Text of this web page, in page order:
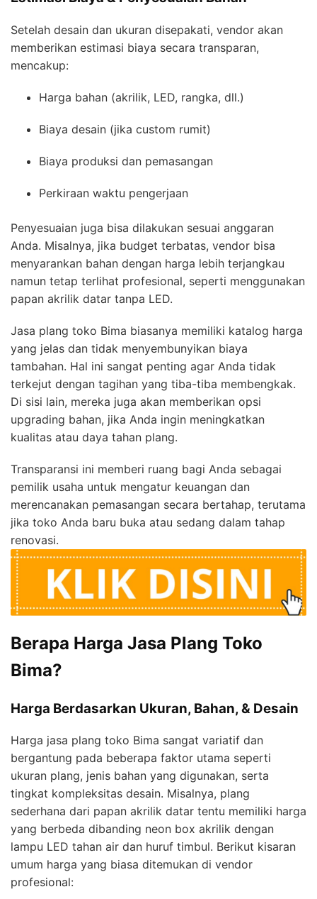
Setelah desain dan ukuran disepakati, vendor akan
memberikan estimasi biaya secara transparan,
mencakup:
Harga bahan (akrilik, LED, rangka, dll.)
Biaya desain (jika custom rumit)
Biaya produksi dan pemasangan
Perkiraan waktu pengerjaan
Penyesuaian juga bisa dilakukan sesuai anggaran
Anda. Misalnya, jika budget terbatas, vendor bisa
menyarankan bahan dengan harga lebih terjangkau
namun tetap terlihat profesional, seperti menggunakan
papan akrilik datar tanpa LED.
Jasa plang toko Bima biasanya memiliki katalog harga
yang jelas dan tidak menyembunyikan biaya
tambahan. Hal ini sangat penting agar Anda tidak
terkejut dengan tagihan yang tiba-tiba membengkak.
Di sisi lain, mereka juga akan memberikan opsi
upgrading bahan, jika Anda ingin meningkatkan
kualitas atau daya tahan plang.
Transparansi ini memberi ruang bagi Anda sebagai
pemilik usaha untuk mengatur keuangan dan
merencanakan pemasangan secara bertahap, terutama
jika toko Anda baru buka atau sedang dalam tahap
renovasi.
Berapa Harga Jasa Plang Toko
Bima?
Harga Berdasarkan Ukuran, Bahan, & Desain
Harga jasa plang toko Bima sangat variatif dan
bergantung pada beberapa faktor utama seperti
ukuran plang, jenis bahan yang digunakan, serta
tingkat kompleksitas desain. Misalnya, plang
sederhana dari papan akrilik datar tentu memiliki harga
yang berbeda dibanding neon box akrilik dengan
lampu LED tahan air dan huruf timbul. Berikut kisaran
umum harga yang biasa ditemukan di vendor
profesional: